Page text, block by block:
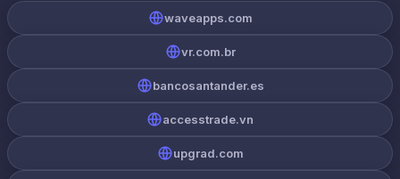
waveapps.com
vr.com.br
bancosantander.es
accesstrade.vn
upgrad.com